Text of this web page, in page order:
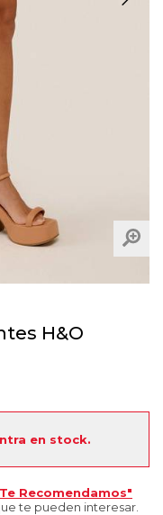
H&O
en stock.
Recomendamos"
te pueden interesar.